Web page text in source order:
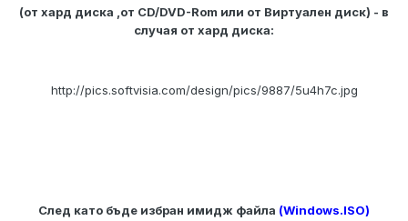
(от хард диска ,от CD/DVD-Rom или от Виртуален диск) - в
случая от хард диска:
http://pics.softvisia.com/design/pics/9887/5u4h7c.jpg
След като бъде избран имидж файла (Windows.ISO)